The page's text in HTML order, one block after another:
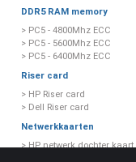
DDR5 RAM memory
> PC5 - 4800Mhz ECC
> PC5 - 5600Mhz ECC
> PC5 - 6400Mhz ECC
Riser card
> HP Riser card
> Dell Riser card
Netwerkkaarten
> HP netwerk dochter kaart